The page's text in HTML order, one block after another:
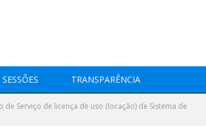
SESSÕES TRANSPARÊNCIA
de Serviço de licença de uso (locação) de Sistema de